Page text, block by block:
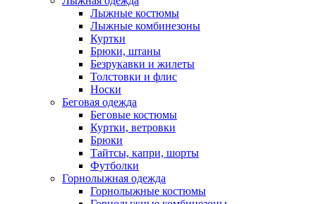
Лыжные костюмы
Лыжные комбинезоны
Куртки
Брюки, штаны
Безрукавки и жилеты
Толстовки и флис
Носки
Беговая одежда
Беговые костюмы
Куртки, ветровки
Брюки
Тайтсы, капри, шорты
Футболки
Горнолыжная одежда
Горнолыжные костюмы